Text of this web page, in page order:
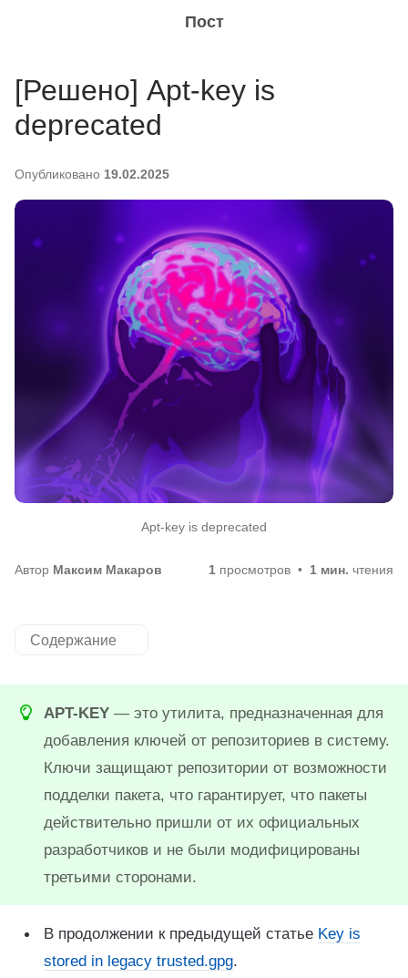
Пост
[Решено] Аpt-key is
deprecated
Опубликовано 19.02.2025
Аpt-key is deprecated
Автор Максим Макаров 1 просмотров 1 мин. чтения
Содержание
APT-KEY — это утилита, предназначенная для
добавления ключей от репозиториев в систему.
Ключи защищают репозитории от возможности
подделки пакета, что гарантирует, что пакеты
действительно пришли от их официальных
разработчиков и не были модифицированы
третьими сторонами.
В продолжении к предыдущей статье Key is
stored in legacy trusted.gpg.